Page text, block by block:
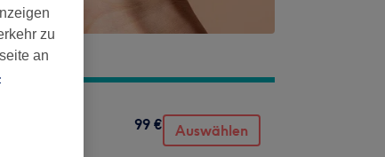
99 € Auswählen
zu
an